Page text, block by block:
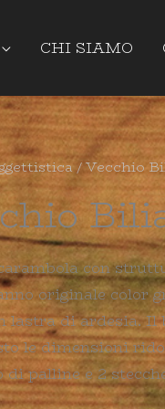
CHI SIAMO
/ Vecchio
con
originale color
lastra di ardesia.
le dimensioni
di palline e 2